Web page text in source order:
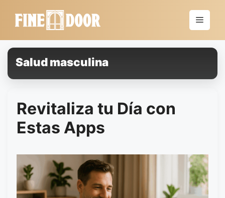
Menú
Salud masculina
Revitaliza tu Día con
Estas Apps